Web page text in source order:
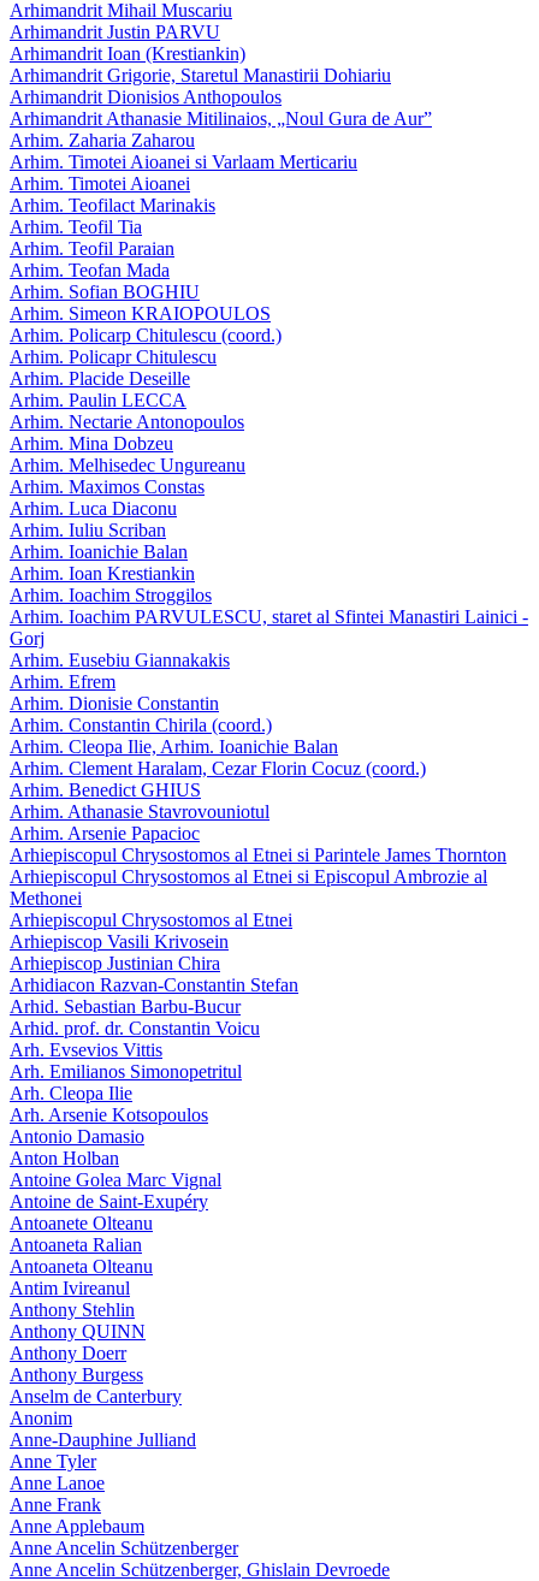
Arhimandrit Mihail Muscariu
Arhimandrit Justin PARVU
Arhimandrit Ioan (Krestiankin)
Arhimandrit Grigorie, Staretul Manastirii Dohiariu
Arhimandrit Dionisios Anthopoulos
Arhimandrit Athanasie Mitilinaios, „Noul Gura de Aur”
Arhim. Zaharia Zaharou
Arhim. Timotei Aioanei si Varlaam Merticariu
Arhim. Timotei Aioanei
Arhim. Teofilact Marinakis
Arhim. Teofil Tia
Arhim. Teofil Paraian
Arhim. Teofan Mada
Arhim. Sofian BOGHIU
Arhim. Simeon KRAIOPOULOS
Arhim. Policarp Chitulescu (coord.)
Arhim. Policapr Chitulescu
Arhim. Placide Deseille
Arhim. Paulin LECCA
Arhim. Nectarie Antonopoulos
Arhim. Mina Dobzeu
Arhim. Melhisedec Ungureanu
Arhim. Maximos Constas
Arhim. Luca Diaconu
Arhim. Iuliu Scriban
Arhim. Ioanichie Balan
Arhim. Ioan Krestiankin
Arhim. Ioachim Stroggilos
Arhim. Ioachim PARVULESCU, staret al Sfintei Manastiri Lainici -
Gorj
Arhim. Eusebiu Giannakakis
Arhim. Efrem
Arhim. Dionisie Constantin
Arhim. Constantin Chirila (coord.)
Arhim. Cleopa Ilie, Arhim. Ioanichie Balan
Arhim. Clement Haralam, Cezar Florin Cocuz (coord.)
Arhim. Benedict GHIUS
Arhim. Athanasie Stavrovouniotul
Arhim. Arsenie Papacioc
Arhiepiscopul Chrysostomos al Etnei si Parintele James Thornton
Arhiepiscopul Chrysostomos al Etnei si Episcopul Ambrozie al
Methonei
Arhiepiscopul Chrysostomos al Etnei
Arhiepiscop Vasili Krivosein
Arhiepiscop Justinian Chira
Arhidiacon Razvan-Constantin Stefan
Arhid. Sebastian Barbu-Bucur
Arhid. prof. dr. Constantin Voicu
Arh. Evsevios Vittis
Arh. Emilianos Simonopetritul
Arh. Cleopa Ilie
Arh. Arsenie Kotsopoulos
Antonio Damasio
Anton Holban
Antoine Golea Marc Vignal
Antoine de Saint-Exupéry
Antoanete Olteanu
Antoaneta Ralian
Antoaneta Olteanu
Antim Ivireanul
Anthony Stehlin
Anthony QUINN
Anthony Doerr
Anthony Burgess
Anselm de Canterbury
Anonim
Anne-Dauphine Julliand
Anne Tyler
Anne Lanoe
Anne Frank
Anne Applebaum
Anne Ancelin Schützenberger
Anne Ancelin Schützenberger, Ghislain Devroede